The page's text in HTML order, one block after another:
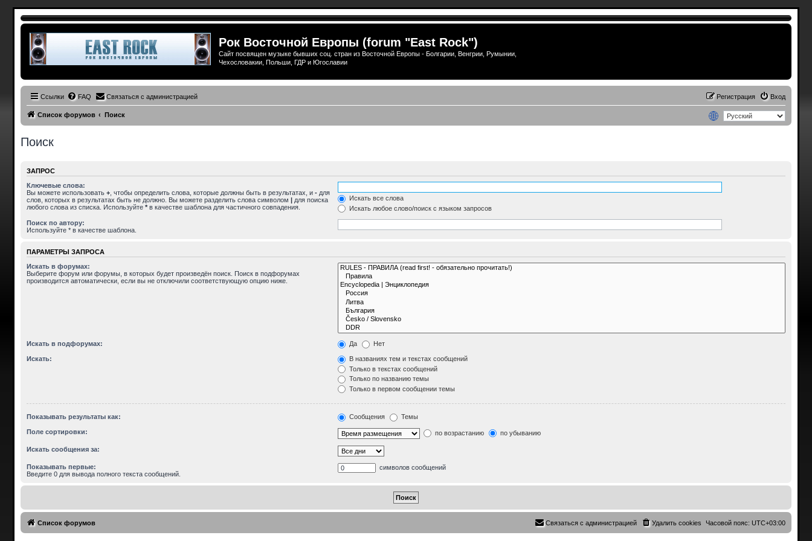
Рок Восточной Европы (forum "East Rock")
Сайт посвящен музыке бывших соц. стран из Восточной Европы - Болгарии, Венгрии, Румынии,
Чехословакии, Польши, ГДР и Югославии
Ссылки FAQ Связаться с администрацией Вход
Регистрация
Список форумов Поиск
Поиск
ЗАПРОС
Ключевые слова:
Вы можете использовать +, чтобы определить слова, которые должны быть в результатах, и -для
слов, которых в результатах быть не должно. Вы можете разделить слова символом |для поиска
любого слова из списка. Используйте *в качестве шаблона для частичного совпадения.
Искать все слова
Искать любое слово/поиск с языком запросов
Поиск по автору:
Используйте * в качестве шаблона.
ПАРАМЕТРЫ ЗАПРОСА
Искать в форумах:
Выберите форум или форумы, в которых будет произведён поиск. Поиск в подфорумах
производится автоматически, если вы не отключили соответствующую опцию ниже.
Искать в подфорумах: Да Нет
Искать:
В названиях тем и текстах сообщений
Только в текстах сообщений
Только по названию темы
Только в первом сообщении темы
Показывать результаты как: Сообщения Темы
Поле сортировки: по возрастанию по убыванию
Искать сообщения за:
Показывать первые:
Введите 0 для вывода полного текста сообщений.
символов сообщений
Список форумов Часовой пояс:UTC+03:00
Удалить cookies
Связаться с администрацией